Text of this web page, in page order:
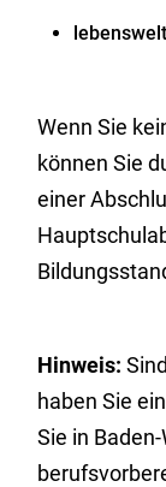
Wenn Sie
können Sie
einer
Hinweis:
haben Sie
Sie in